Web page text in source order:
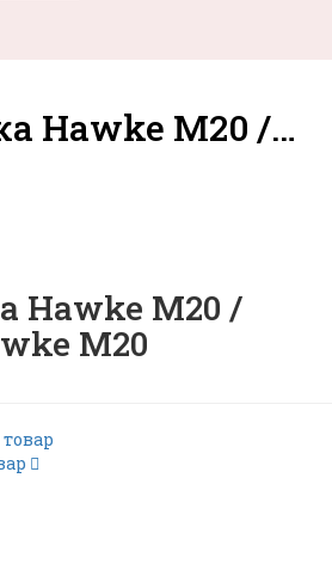
Hawke M20 /…
Hawke M20 /
M20